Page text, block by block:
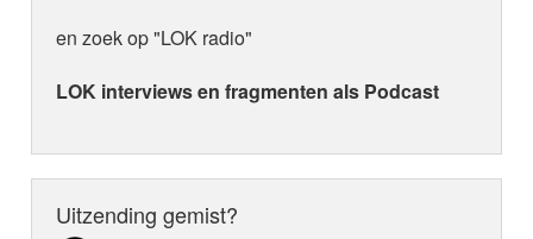
en zoek op "LOK radio"
LOK interviews en fragmenten als Podcast
Uitzending gemist?